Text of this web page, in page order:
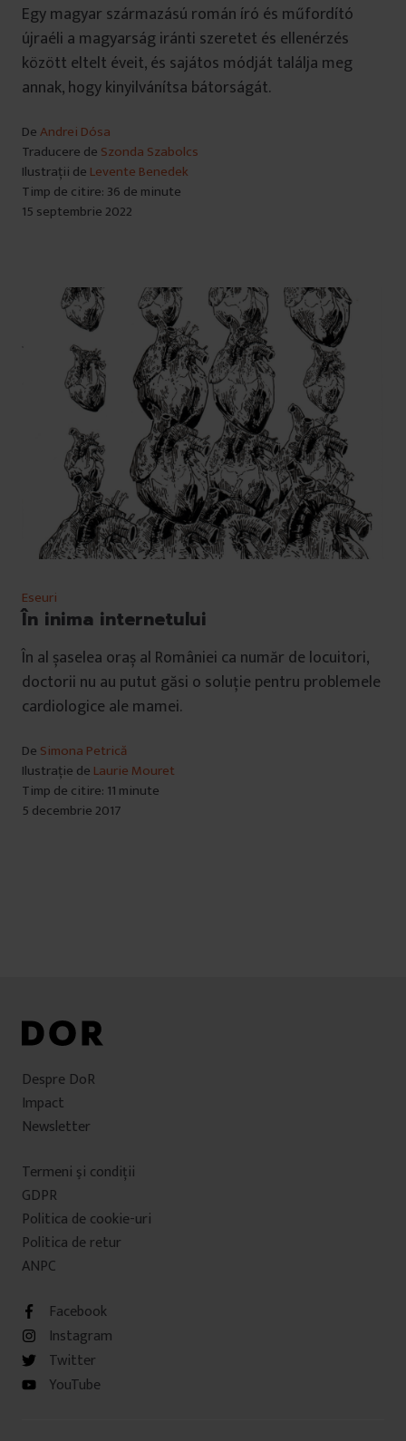
Egy magyar származású román író és műfordító
újraéli a magyarság iránti szeretet és ellenérzés
között eltelt éveit, és sajátos módját találja meg
annak, hogy kinyilvánítsa bátorságát.
DeAndrei Dósa
Traducere de Szonda Szabolcs
Ilustrații de Levente Benedek
Timp de citire: 36 de minute
15 septembrie 2022
Eseuri
În inima internetului
În al șaselea oraș al României ca număr de locuitori,
doctorii nu au putut găsi o soluție pentru problemele
cardiologice ale mamei.
De Simona Petrică
Ilustrație de Laurie Mouret
Timp de citire: 11 minute
5 decembrie 2017
Despre DoR
Impact
Newsletter
Termeni şi condiţii
GDPR
Politica de cookie-uri
Politica de retur
ANPC
Facebook
Instagram
Twitter
YouTube